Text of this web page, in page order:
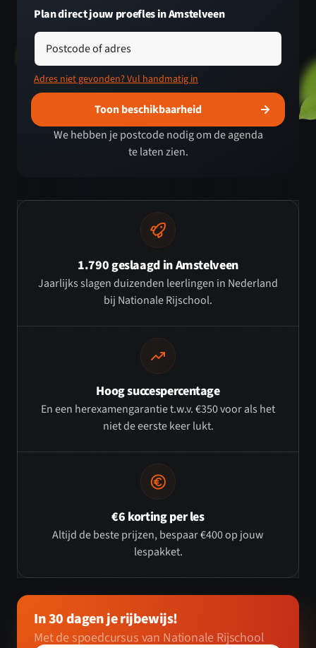
Plan direct jouw proefles in Amstelveen
Postcode of adres
Adres niet gevonden? Vul handmatig in
Toon beschikbaarheid
We hebben je postcode nodig om de agenda
te laten zien.
1.790 geslaagd in Amstelveen
Jaarlijks slagen duizenden leerlingen in Nederland
bij Nationale Rijschool.
Hoog succespercentage
En een herexamengarantie t.w.v. €350 voor als het
niet de eerste keer lukt.
€6 korting per les
Altijd de beste prijzen, bespaar €400 op jouw
lespakket.
In 30 dagen je rijbewijs!
Met de spoedcursus van Nationale Rijschool